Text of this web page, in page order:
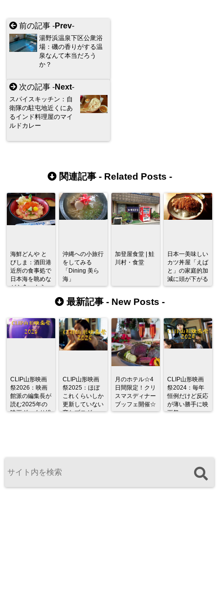
前の記事 -Prev-
湯野浜温泉下区公衆浴
場：磯の香りがする温
泉なんて本当だろう
か？
次の記事 -Next-
スパイスキッチン：自
衛隊の駐屯地近くにあ
るインド料理屋のマイ
ルドカレー
関連記事 - Related Posts -
海鮮どんや と
びしま：酒田港
近所の食事処で
日本海を眺めな
がら食べよう
沖縄への小旅行
をしてみる
「Dining 美ら
海」
加登屋食堂 | 鮭
川村・食堂
日本一美味しい
カツ丼屋「えば
と」の家庭的加
減に頭が下がる
最新記事 - New Posts -
CLIP山形映画
祭2026：映画
館派の編集長が
読む2025年の
映画ざっくり総
CLIP山形映画
祭2025：ほぼ
これくらいしか
更新していない
変なブログ
月のホテル☆4
日間限定！クリ
スマスディナー
ブッフェ開催☆
CLIP山形映画
祭2024：毎年
恒例だけど反応
が薄い勝手に映
画祭